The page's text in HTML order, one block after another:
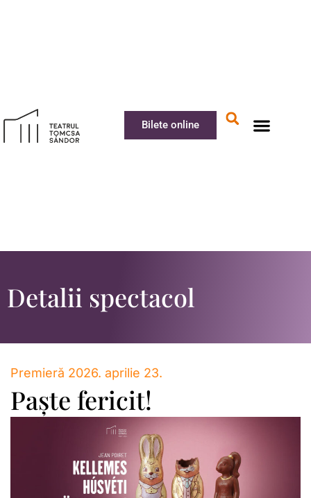
Bilete online
Detalii spectacol
Premieră 2026. aprilie 23.
Paște fericit!